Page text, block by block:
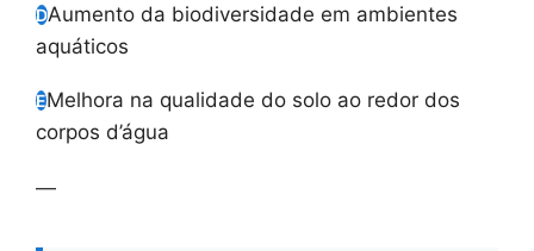
DAumento da biodiversidade em ambientes
aquáticos
EMelhora na qualidade do solo ao redor dos
corpos d’água
—